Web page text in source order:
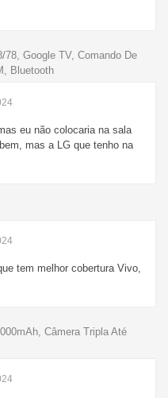
Google TV, Comando De
Bluetooth
eu não colocaria na sala
mas a LG que tenho na
tem melhor cobertura Vivo,
Câmera Tripla Até